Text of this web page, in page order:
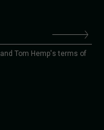
and Tom Hemp's terms of